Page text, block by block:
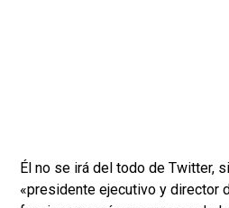
Él no se irá del todo de Twitter,
«presidente ejecutivo y director